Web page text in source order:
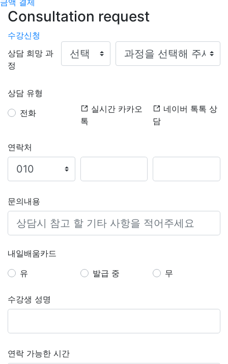
금액 결제
Consultation request
수강신청
상담 희망 과
정
상담 유형
전화
실시간 카카오
톡
네이버 톡톡 상
담
연락처
문의내용
내일배움카드
유
발급 중 무
수강생 성명
연락 가능한 시간